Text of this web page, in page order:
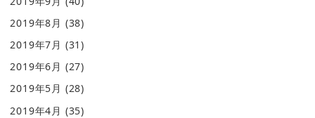
2019年8月 (38)
2019年7月 (31)
2019年6月 (27)
2019年5月 (28)
2019年4月 (35)